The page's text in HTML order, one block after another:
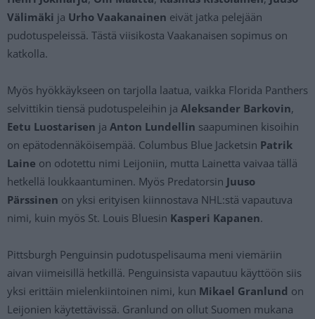
Välimäki ja Urho Vaakanainen eivät jatka pelejään
pudotuspeleissä. Tästä viisikosta Vaakanaisen sopimus on
katkolla.
Myös hyökkäykseen on tarjolla laatua, vaikka Florida Panthers
selvittikin tiensä pudotuspeleihin ja Aleksander Barkovin,
Eetu Luostarisen ja Anton Lundellin saapuminen kisoihin
on epätodennäköisempää. Columbus Blue Jacketsin Patrik
Laine on odotettu nimi Leijoniin, mutta Lainetta vaivaa tällä
hetkellä loukkaantuminen. Myös Predatorsin Juuso
Pärssinen on yksi erityisen kiinnostava NHL:stä vapautuva
nimi, kuin myös St. Louis Bluesin Kasperi Kapanen.
Pittsburgh Penguinsin pudotuspelisauma meni viemäriin
aivan viimeisillä hetkillä. Penguinsista vapautuu käyttöön siis
yksi erittäin mielenkiintoinen nimi, kun Mikael Granlund on
Leijonien käytettävissä. Granlund on ollut Suomen mukana